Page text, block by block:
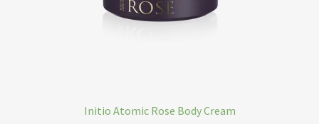
Initio Atomic Rose Body Cream